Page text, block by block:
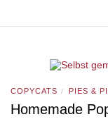
COPYCATS / PIES &
Homemade